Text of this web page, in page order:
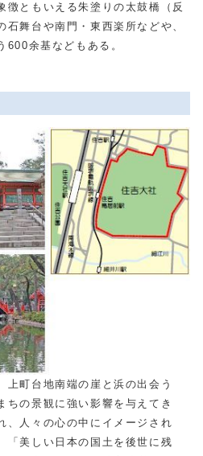
徴ともいえる朱塗りの太鼓橋（反
舞台や南門・東西楽所などや、
600余基などもある。
町台地南端の崖と浜の出会う
ちの景観に強い影響を与えてき
、人々の心の中にイメージされ
「美しい日本の国土を後世に残